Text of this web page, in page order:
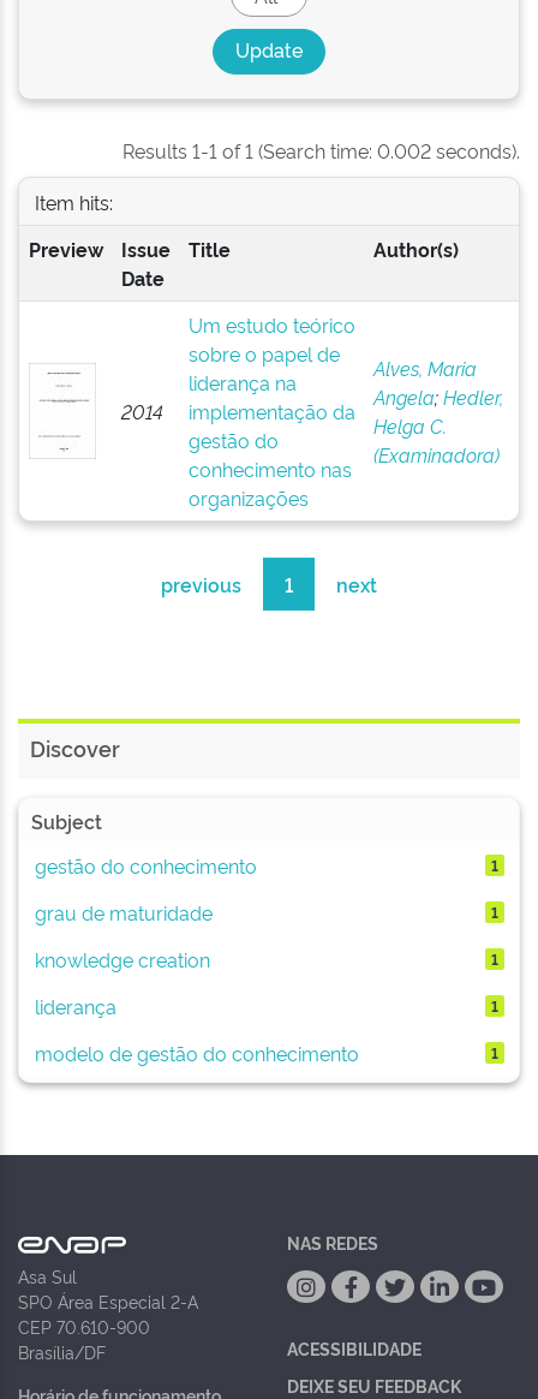
Results 1-1 of 1 (Search time: 0.002 seconds).
Item hits:
Preview
Issue
Date
Title Author(s)
2014
Um estudo teórico
sobre o papel de
liderança na
implementação da
gestão do
conhecimento nas
organizações
Alves, Maria
Angela;Hedler,
Helga C.
(Examinadora)
previous 1 next
Discover
Subject
gestão do conhecimento
1
grau de maturidade 1
knowledge creation 1
liderança 1
modelo de gestão do conhecimento 1
Asa Sul
SPO Área Especial 2-A
CEP 70.610-900
Brasília/DF
NAS REDES
ACESSIBILIDADE
DEIXE SEU FEEDBACK